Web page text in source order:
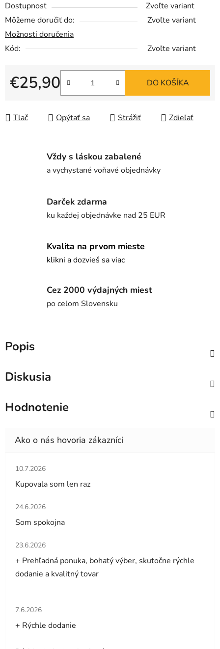
Dostupnosť
Zvoľte variant
Môžeme doručiť do:
Zvoľte variant
Možnosti doručenia
Kód:
Zvoľte variant
€25,90
Jednotková cena:
DO KOŠÍKA
Tlač Opýtať sa Strážiť Zdieľať
Vždy s láskou zabalené
a vychystané voňavé objednávky
Darček zdarma
ku každej objednávke nad 25 EUR
Kvalita na prvom mieste
klikni a dozvieš sa viac
Cez 2000 výdajných miest
po celom Slovensku
Popis
Diskusia
Hodnotenie
Hodnotenie obchodu je 5 z 5 hviezdičiek.
10.7.2026
Kupovala som len raz
Hodnotenie obchodu je 5 z 5 hviezdičiek.
24.6.2026
Som spokojna
Hodnotenie obchodu je 5 z 5 hviezdičiek.
23.6.2026
+ Prehľadná ponuka, bohatý výber, skutočne rýchle
dodanie a kvalitný tovar
Hodnotenie obchodu je 5 z 5 hviezdičiek.
7.6.2026
+ Rýchle dodanie